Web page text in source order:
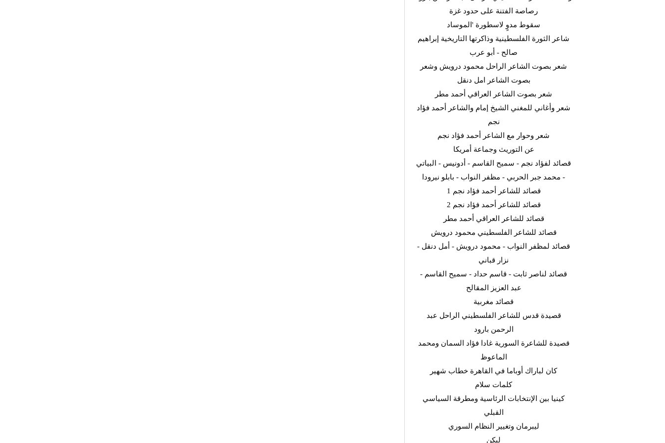
رصاصة الفتنة على حدود غزة
سقوط مدوٍ لاسطورة 'الموساد
شاعر الثورة الفلسطينية وذاكرتها التاريخية إبراهيم
صالح - أبو عرب
شعر بصوت الشاعر الراحل محمود درويش وشعر
بصوت الشاعر امل دنقل
شعر بصوت الشاعر العراقي أحمد مطر
شعر وأغاني للمغني الشيخ إمام والشاعر أحمد فؤاد
نجم
شعر وحوار مع الشاعر أحمد فؤاد نجم
عن التوريث وجماعة أمريكا
قصائد لفؤاد نجم - سميح القاسم - أدونيس - البياتي
- محمد جبر الحربي - مظفر النواب - بابلو نيرودا
قصائد للشاعر أحمد فؤاد نجم 1
قصائد للشاعر أحمد فؤاد نجم 2
قصائد للشاعر العراقي أحمد مطر
قصائد للشاعر الفلسطيني محمود درويش
قصائد لمظفر النواب - محمود درويش - أمل دنقل -
نزار قباني
قصائد لناصر ثابت - قاسم حداد - سميح القاسم -
عبد العزيز المقالح
قصائد مغربية
قصيدة قدس للشاعر الفلسطيني الراحل عبد
الرحمن بارود
قصيدة للشاعرة السورية غادا فؤاد السمان ومحمد
الماعوظ
كان لباراك أوباما في القاهرة خطاب شهير
كلمات سلام
كينيا بين الإنتخابات الرئاسية ومطرقة السياسي
القبلي
ليبرمان وتغيير النظام السوري
ليكن